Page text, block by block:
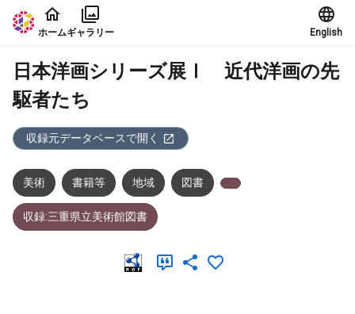
本文に飛ぶ
ホームギャラリー English
日本洋画シリーズ展Ⅰ 近代洋画の先
駆者たち
収録元データベースで開く
美術 書籍等 地域 図書
収録:三重県立美術館図書